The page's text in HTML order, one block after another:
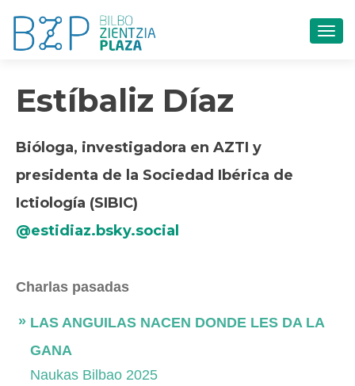
Estíbaliz Díaz
Bióloga, investigadora en AZTI y
presidenta de la Sociedad Ibérica de
Ictiología (SIBIC)
@estidiaz.bsky.social‬
Charlas pasadas
LAS ANGUILAS NACEN DONDE LES DA LA
GANA
Naukas Bilbao 2025